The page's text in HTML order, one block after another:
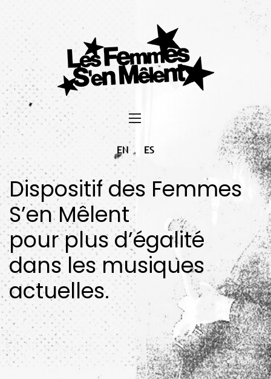
EN ES
Dispositif des Femmes
S’en Mêlent
pour plus d’égalité
dans les musiques
actuelles.